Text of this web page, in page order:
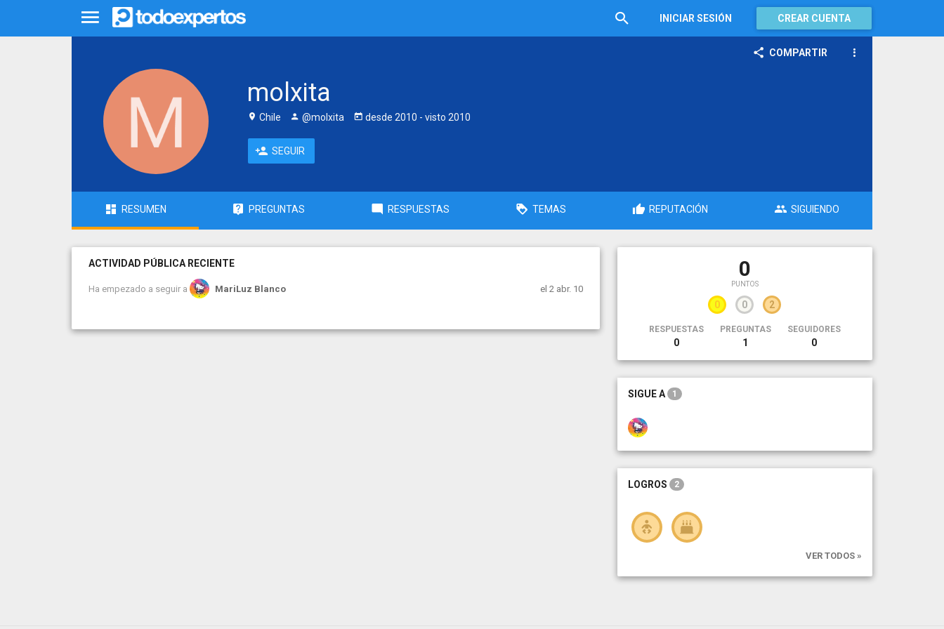
INICIAR SESIÓN CREAR CUENTA
COMPARTIR
molxita
Chile @molxita desde 2010 - visto 2010
SEGUIR
RESUMEN PREGUNTAS RESPUESTAS TEMAS REPUTACIÓN SIGUIENDO
ACTIVIDAD PÚBLICA RECIENTE
Ha empezado a seguir a MariLuz Blanco el 2 abr. 10
0
PUNTOS
0 0 2
RESPUESTAS
0
PREGUNTAS
1
SEGUIDORES
0
SIGUE A 1
LOGROS 2
VER TODOS »